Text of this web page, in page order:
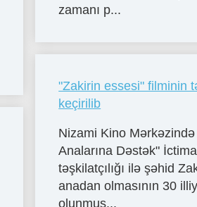
zamanı p...
"Zakirin essesi" filminin
keçirilib
Nizami Kino Mərkəzində
Analarına Dəstək"
təşkilatçılığı ilə şəhid
anadan olmasının 30
olunmuş...